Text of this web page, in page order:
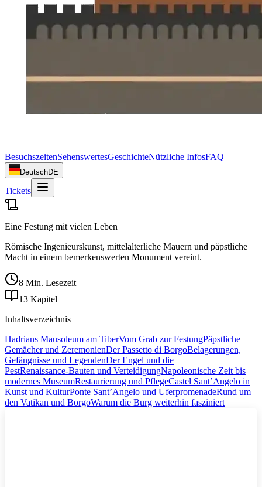
BesuchszeitenSehenswertesGeschichteNützliche InfosFAQ
DeutschDE
Tickets
Eine Festung mit vielen Leben
Römische Ingenieurskunst, mittelalterliche Mauern und päpstliche
Macht in einem bemerkenswerten Monument vereint.
8 Min. Lesezeit
13 Kapitel
Inhaltsverzeichnis
Hadrians Mausoleum am TiberVom Grab zur FestungPäpstliche
Gemächer und ZeremonienDer Passetto di BorgoBelagerungen,
Gefängnisse und LegendenDer Engel und die
PestRenaissance‑Bauten und VerteidigungNapoleonische Zeit bis
modernes MuseumRestaurierung und PflegeCastel Sant’Angelo in
Kunst und KulturPonte Sant’Angelo und UferpromenadeRund um
den Vatikan und BorgoWarum die Burg weiterhin fasziniert